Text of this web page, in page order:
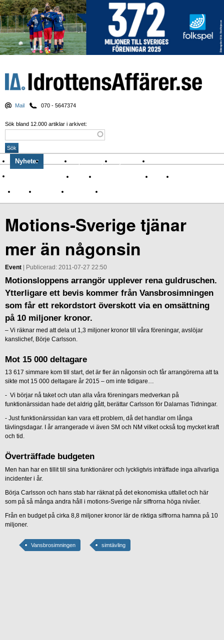
Mail 070 - 5647374
Sök bland 12.000 artiklar i arkivet:
Nyheter Krönikor Sport & spel Nyhetsbrev
Om Idrottens Affärer
Affärer I spåren av Corona Arena
Namn Sponsring TV-nyheter
Motions-Sverige tjänar
mer än någonsin
Event | Publicerad: 2011-07-27 22:50
Motionsloppens arrangör upplever rena guldruschen.
Ytterligare ett bevis kommer från Vansbrosimningen
som får ett rekordstort överskott via en omsättning
på 10 miljoner kronor.
– Vi räknar med att dela ut 1,3 miljoner kronor till våra föreningar, avslöjar
kanslichef, Börje Carlsson.
Mot 15 000 deltagare
13 617 simmare kom till start, det är fler än någonsin och får arrangörerna att ta
sikte mot 15 000 deltagare år 2015 – om inte tidigare…
- Vi börjar nå taket och utan alla våra föreningars medverkan på
funktionärssidan hade det aldrig gått, berättar Carlsson för Dalarnas Tidningar.
- Just funktionärssidan kan vara ett problem, då det handlar om långa
tävlingsdagar. I år arrangerade vi även SM och NM vilket också tog mycket kraft
och tid.
Överträffade budgeten
Men han har en tillit till sina funktionärer och lyckligtvis inträffade inga allvarliga
incidenter i år.
Börja Carlsson och hans stab har räknat på det ekonomiska utfallet och här
som på så många andra håll i motions-Sverige når siffrorna höga nivåer.
Från en budget på cirka 8,8 miljoner kronor lär de riktiga siffrorna hamna på 10
miljoner.
Vansbrosimningen simtävling